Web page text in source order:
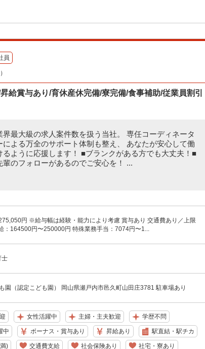
員
給賞与あり/育休産休完備/寮完備/食事補助/従業員割引
界最大級の求人案件数を扱う当社。 専任コーディネータ
による万全のサポート体制も整え、 あなたが安心して働
るように応援します！ ■ブランクがある方でも大丈夫！■
輩のフォローがあるのでご安心を！ ...
円 ※給与幅は経験・能力により考慮 賞与あり 交通費あり／上限
：164500円〜250000円 特殊業務手当：7074円〜1...
士
園（認定こども園） 岡山県瀬戸内市邑久町山田庄3781 駐車場あり
女性活躍中 主婦・主夫歓迎 学歴不問
中 ボーナス・賞与あり 昇給あり 駅直結・駅チカ
) 交通費支給 社会保険あり 社宅・寮あり